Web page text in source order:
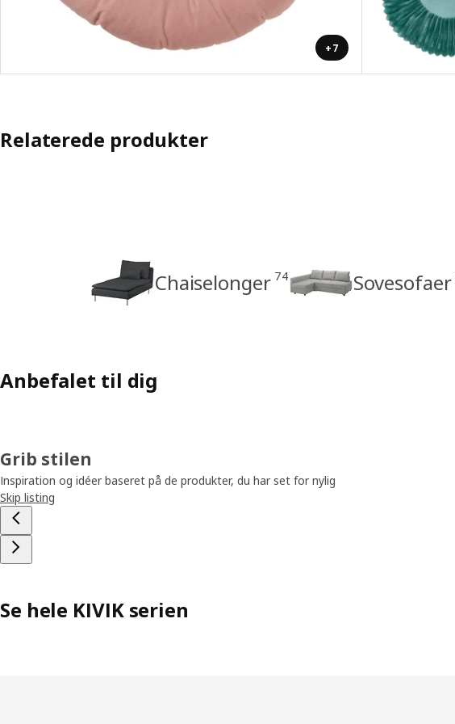
+7
Relaterede produkter
Chaiselonger 74 Sovesofaer
Anbefalet til dig
Grib stilen
Inspiration og idéer baseret på de produkter, du har set for nylig
Skip listing
Se hele KIVIK serien